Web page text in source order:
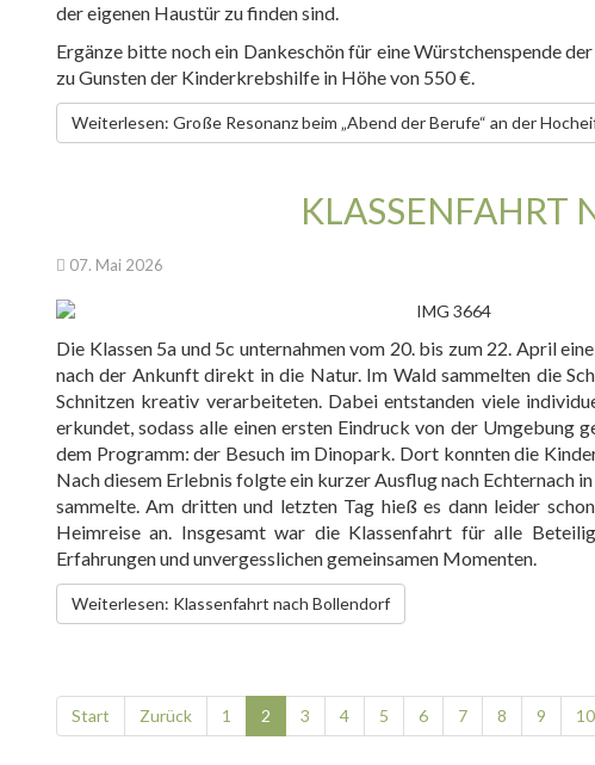
der eigenen Haustür zu finden sind.
Ergänze bitte noch ein Dankeschön für eine Würstchenspende
zu Gunsten der Kinderkrebshilfe in Höhe von 550 €.
Weiterlesen: Große Resonanz beim „Abend der Berufe“ an der
KLASSENFAHRT
07. Mai 2026
Die Klassen 5a und 5c unternahmen vom 20. bis zum 22. April
nach der Ankunft direkt in die Natur. Im Wald sammelten die
Schnitzen kreativ verarbeiteten. Dabei entstanden viele
erkundet, sodass alle einen ersten Eindruck von der Umgebung
dem Programm: der Besuch im Dinopark. Dort konnten die
Nach diesem Erlebnis folgte ein kurzer Ausflug nach Echternach
sammelte. Am dritten und letzten Tag hieß es dann leider
Heimreise an. Insgesamt war die Klassenfahrt für alle
Erfahrungen und unvergesslichen gemeinsamen Momenten.
Weiterlesen: Klassenfahrt nach Bollendorf
Start Zurück 1 2 3 4 5 6 7 8 9 10